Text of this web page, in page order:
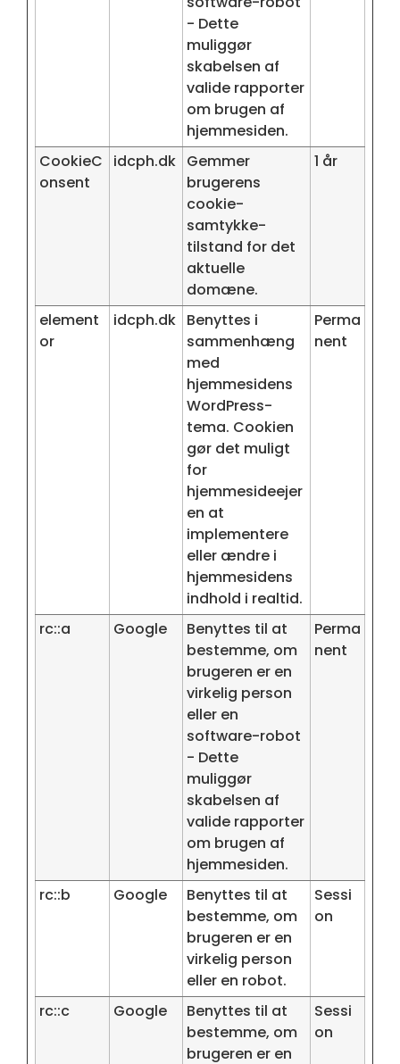
- Dette
muliggør
skabelsen af
valide rapporter
om brugen af
hjemmesiden.
CookieC
onsent
idcph.dk Gemmer
brugerens
cookie-
samtykke-
tilstand for det
aktuelle
domæne.
1 år
element
or
idcph.dk Benyttes i
sammenhæng
med
hjemmesidens
WordPress-
tema. Cookien
gør det muligt
for
hjemmesideejer
en at
implementere
eller ændre i
hjemmesidens
indhold i realtid.
Perma
nent
rc::a Google
Benyttes til at
bestemme, om
brugeren er en
virkelig person
eller en
software-robot
- Dette
muliggør
skabelsen af
valide rapporter
om brugen af
hjemmesiden.
Perma
nent
rc::b Google
Benyttes til at
bestemme, om
brugeren er en
virkelig person
eller en robot.
Sessi
on
rc::c Google
Benyttes til at
bestemme, om
brugeren er en
Sessi
on